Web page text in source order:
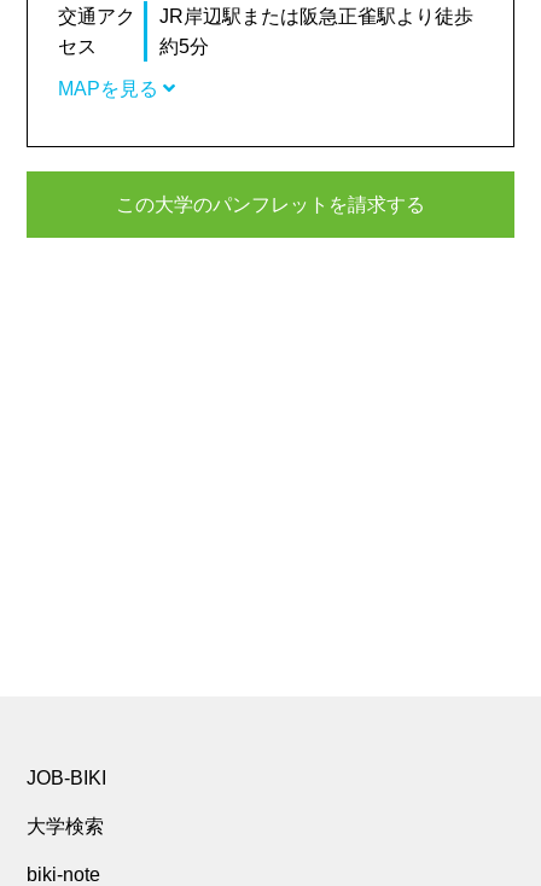
交通アク
セス
JR岸辺駅または阪急正雀駅より徒歩
約5分
MAPを見る
この大学のパンフレットを請求する
JOB-BIKI
大学検索
biki-note